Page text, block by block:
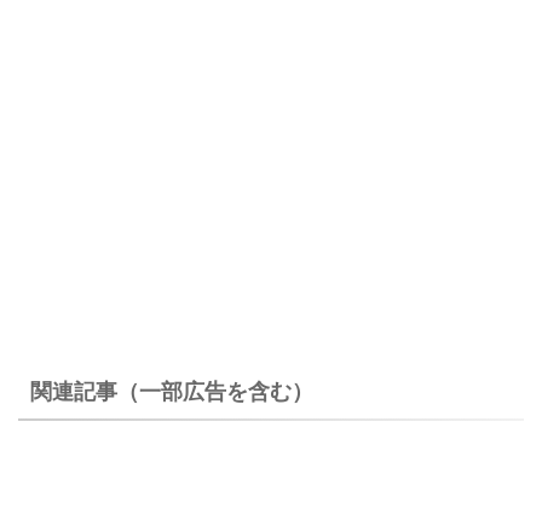
関連記事（一部広告を含む）